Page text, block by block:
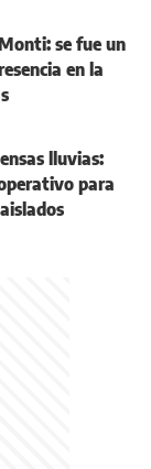
se fue un
en la
lluvias:
para